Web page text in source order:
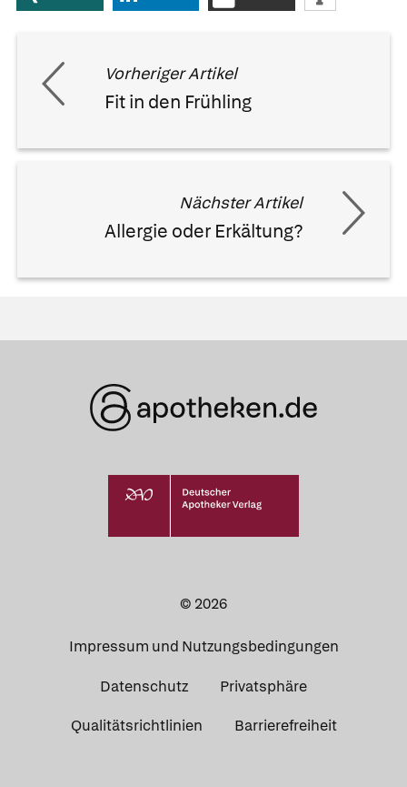
Vorheriger Artikel
Fit in den Frühling
Nächster Artikel
Allergie oder Erkältung?
© 2026
Impressum und Nutzungsbedingungen
Datenschutz Privatsphäre
Qualitätsrichtlinien Barrierefreiheit